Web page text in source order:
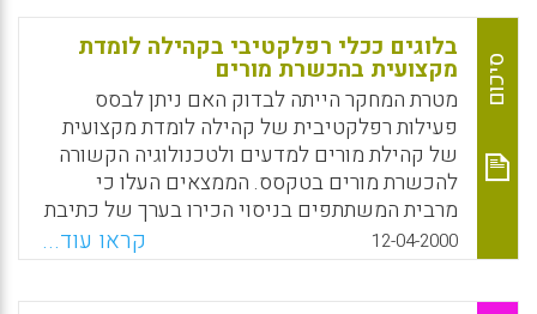
WhatsApp
Facebook
Email
X
סיכום
בלוגים ככלי רפלקטיבי בקהילה לומדת
מקצועית בהכשרת מורים
מטרת המחקר הייתה לבדוק האם ניתן לבסס
פעילות רפלקטיבית של קהילה לומדת מקצועית
של קהילת מורים למדעים ולטכנולוגיה הקשורה
להכשרת מורים בטקסס. הממצאים העלו כי
מרבית המשתתפים בניסוי הכירו בערך של כתיבת
בלוגים כפעילות מגבשת להעברת ידע ולשיתוף
ידע ורעיונות פדגוגיים בין חברי הקהילה והפנימו
את החשיבות של כתיבת בלוגים כחלק
12-04-2000 קראו עוד...